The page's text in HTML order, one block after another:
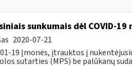
sunkumais dėl COVID-
2020-07-21
19 Įmonės, įtrauktos į
sutarties (MPS) be palūkanų